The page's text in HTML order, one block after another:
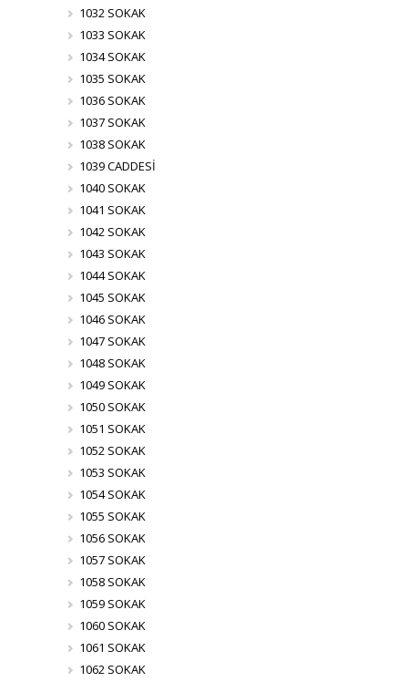
1032 SOKAK
1033 SOKAK
1034 SOKAK
1035 SOKAK
1036 SOKAK
1037 SOKAK
1038 SOKAK
1039 CADDESİ
1040 SOKAK
1041 SOKAK
1042 SOKAK
1043 SOKAK
1044 SOKAK
1045 SOKAK
1046 SOKAK
1047 SOKAK
1048 SOKAK
1049 SOKAK
1050 SOKAK
1051 SOKAK
1052 SOKAK
1053 SOKAK
1054 SOKAK
1055 SOKAK
1056 SOKAK
1057 SOKAK
1058 SOKAK
1059 SOKAK
1060 SOKAK
1061 SOKAK
1062 SOKAK